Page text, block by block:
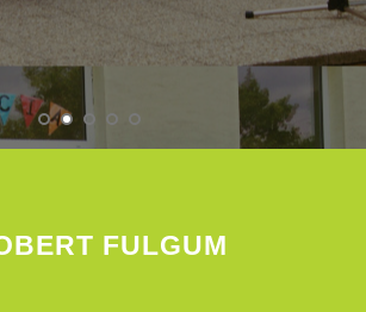
FULGUM